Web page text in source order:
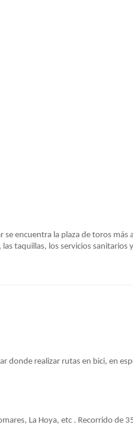
encuentra la plaza de toros
taquillas, los servicios sanitarios
donde realizar rutas en bici, en
La Hoya, etc . Recorrido de